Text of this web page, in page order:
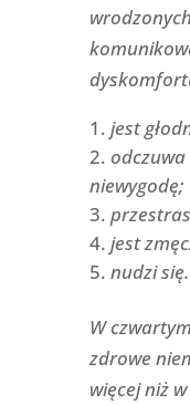
jest
odczuwa
niewygodę;
jest
nudzi się.
W
zdrowe
więcej niż